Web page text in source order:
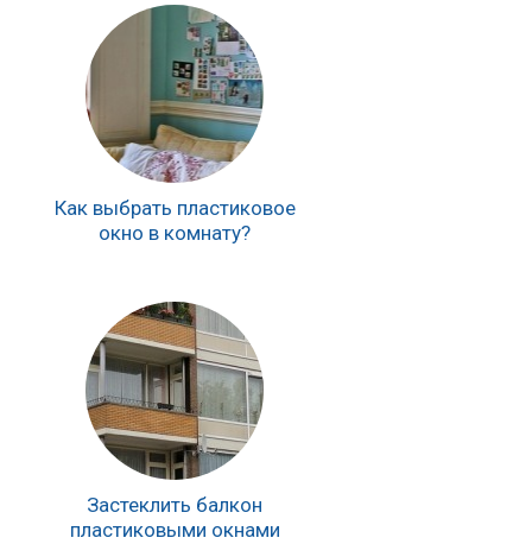
Как выбрать пластиковое
окно в комнату?
Застеклить балкон
пластиковыми окнами